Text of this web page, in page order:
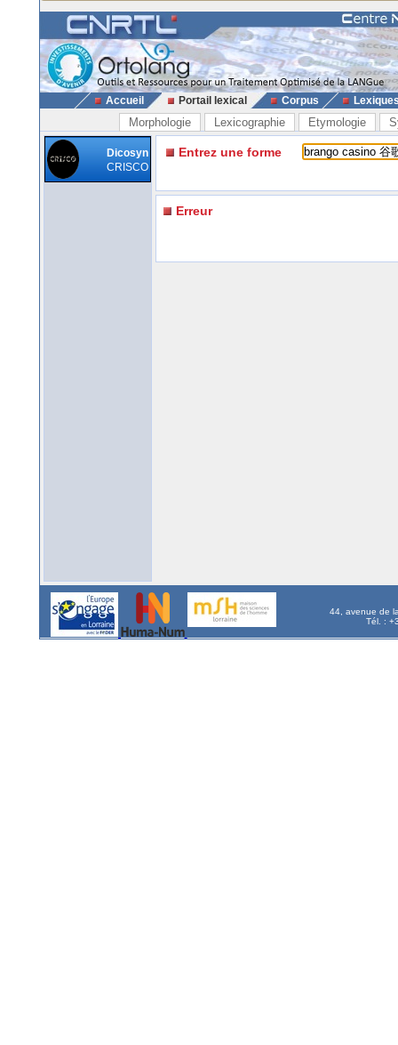
Accueil Portail lexical Corpus
Morphologie Lexicographie Etymologie
Dicosyn
CRISCO
Entrez une forme
Erreur
44, avenue de
Tél. :